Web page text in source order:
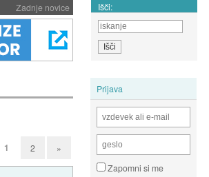
Zadnje novice Išči:
Prijava
Zapomni si me
1 2 »